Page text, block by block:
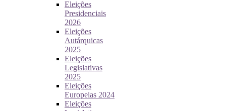
Eleições
Presidenciais
2026
Eleições
Autárquicas
2025
Eleições
Legislativas
2025
Eleições
Europeias 2024
Eleições